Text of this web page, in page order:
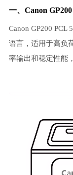
一、Canon
Canon GP200 PCL
语言，适用于高负
率输出和稳定性能